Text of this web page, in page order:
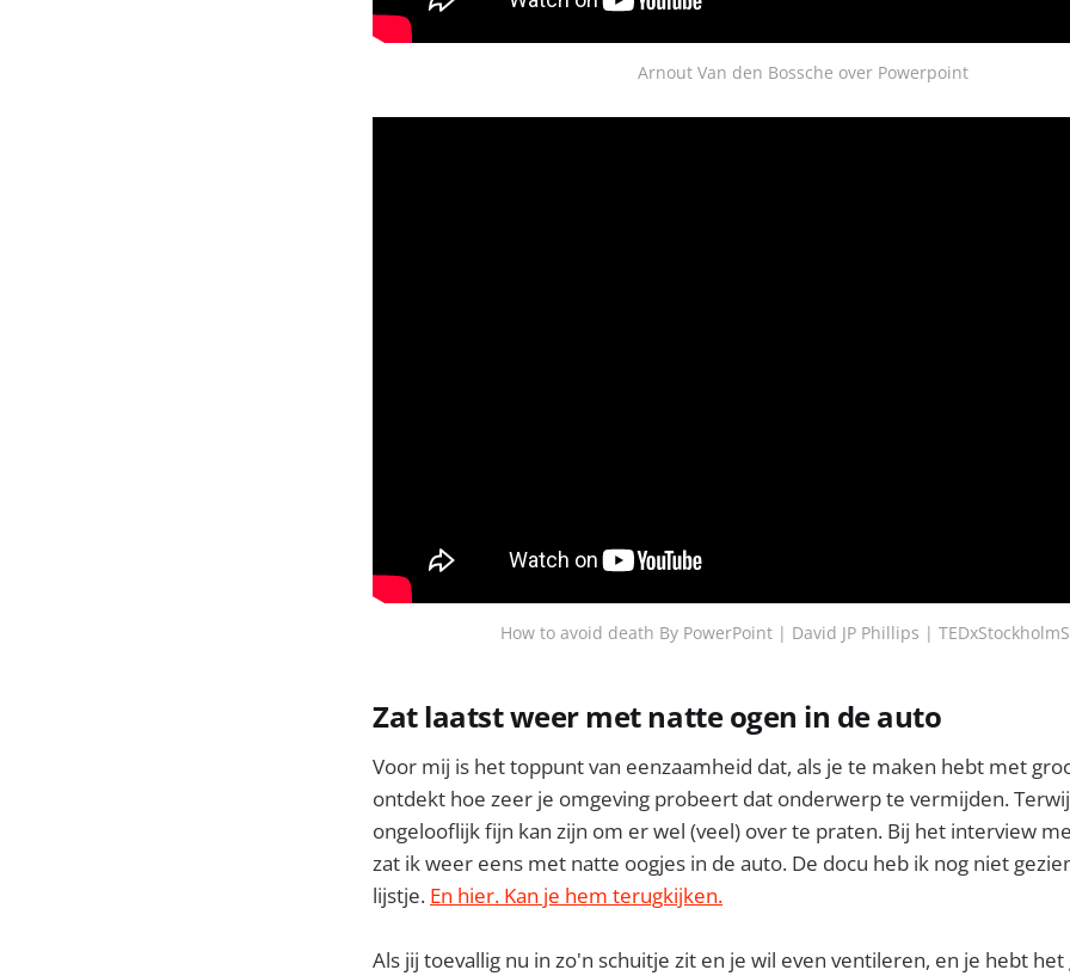
Arnout Van den Bossche over Powerpoint
How to avoid death By PowerPoint | David JP Phillips |
Zat laatst weer met natte ogen in de auto
Voor mij is het toppunt van eenzaamheid dat, als je te maken hebt met
ontdekt hoe zeer je omgeving probeert dat onderwerp te vermijden.
ongelooflijk fijn kan zijn om er wel (veel) over te praten. Bij het interview
zat ik weer eens met natte oogjes in de auto. De docu heb ik nog niet
lijstje. En hier. Kan je hem terugkijken.
Als jij toevallig nu in zo'n schuitje zit en je wil even ventileren, en je hebt het